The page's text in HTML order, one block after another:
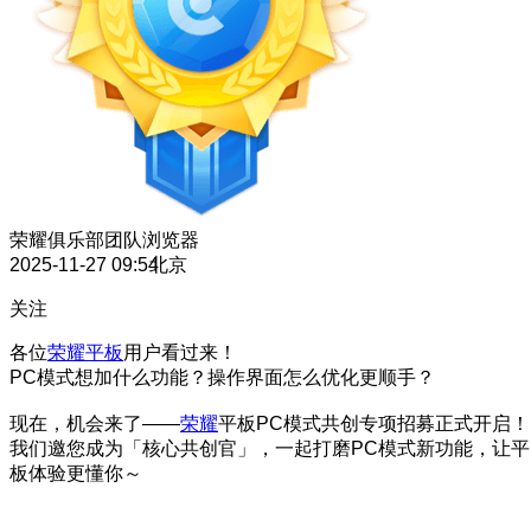
荣耀俱乐部团队浏览器
2025-11-27 09:54北京
关注
各位荣耀平板 用户看过来！
PC模式想加什么功能？操作界面怎么优化更顺手？
现在，机会来了——荣耀平板PC模式共创专项招募正式开启！
我们邀您成为「核心共创官」，一起打磨PC模式新功能，让平
板体验更懂你～